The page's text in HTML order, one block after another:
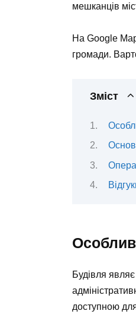
мешканців
На Google
громади.
Зміст
Будівля
доступною